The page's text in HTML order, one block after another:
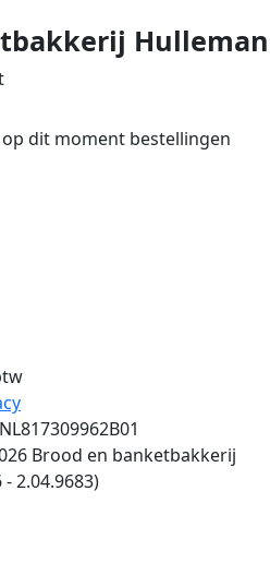
Hulleman
dit moment bestellingen
Brood en banketbakkerij
2.04.9683)